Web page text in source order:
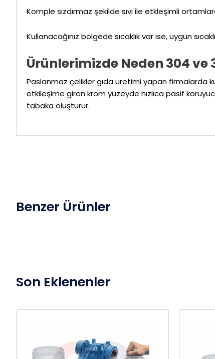
Komple sızdırmaz şekilde sıvı ile etkleşimli
Kullanacağınız bölgede sıcaklık var ise, uygun
Ürünlerimizde Neden 304
Paslanmaz çelikler gıda üretimi yapan firmalarda
etkileşime giren krom yüzeyde hızlıca pasif
tabaka oluşturur.
Benzer Ürünler
Son Eklenenler